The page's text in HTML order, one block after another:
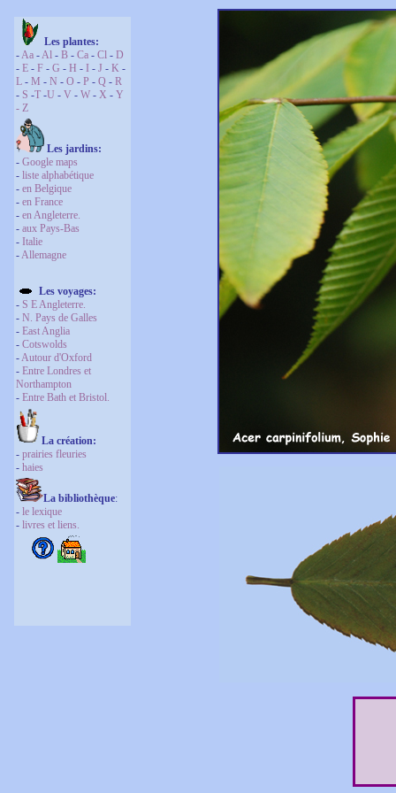
Les plantes:
-Aa -Al - B - Ca - Cl - D
- E - F - G - H - I - J - K -
L - M - N - O - P - Q - R
- S -T -U - V - W - X - Y
- Z
Les jardins:
- Google maps
- liste alphabétique
- en Belgique
- en France
- en Angleterre.
- aux Pays-Bas
- Italie
-Allemagne
Les voyages:
- S E Angleterre.
- N. Pays de Galles
- East Anglia
- Cotswolds
-Autour d'Oxford
- Entre Londres et
Northampton
- Entre Bath et Bristol.
La création:
- prairies fleuries
- haies
La bibliothèque:
- le lexique
- livres et liens.